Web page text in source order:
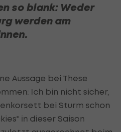
so blank: Weder
werden am
Aussage bei These
Ich bin nicht sicher,
bei Sturm schon
in dieser Saison